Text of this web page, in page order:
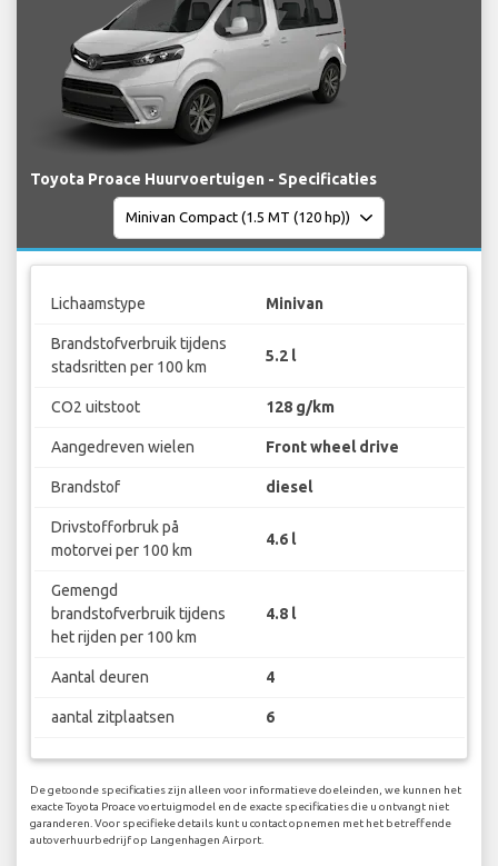
Toyota Proace Huurvoertuigen - Specificaties
Lichaamstype Minivan
Brandstofverbruik tijdens
stadsritten per 100 km
5.2 l
CO2 uitstoot 128 g/km
Aangedreven wielen Front wheel drive
Brandstof diesel
Drivstofforbruk på
motorvei per 100 km
4.6 l
Gemengd
brandstofverbruik tijdens
het rijden per 100 km
4.8 l
Aantal deuren 4
aantal zitplaatsen 6
De getoonde specificaties zijn alleen voor informatieve doeleinden, we kunnen het
exacte Toyota Proace voertuigmodel en de exacte specificaties die u ontvangt niet
garanderen. Voor specifieke details kunt u contact opnemen met het betreffende
autoverhuurbedrijf op Langenhagen Airport.